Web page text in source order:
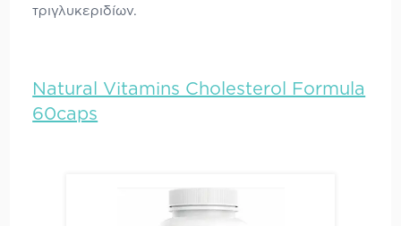
τριγλυκεριδίων.
Natural Vitamins Cholesterol Formula
60caps